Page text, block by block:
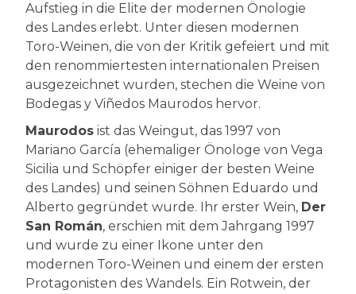
Aufstieg in die Elite der modernen Önologie
des Landes erlebt. Unter diesen modernen
Toro-Weinen, die von der Kritik gefeiert und mit
den renommiertesten internationalen Preisen
ausgezeichnet wurden, stechen die Weine von
Bodegas y Viñedos Maurodos hervor.
Maurodos ist das Weingut, das 1997 von
Mariano García (ehemaliger Önologe von Vega
Sicilia und Schöpfer einiger der besten Weine
des Landes) und seinen Söhnen Eduardo und
Alberto gegründet wurde. Ihr erster Wein, Der
San Román, erschien mit dem Jahrgang 1997
und wurde zu einer Ikone unter den
modernen Toro-Weinen und einem der ersten
Protagonisten des Wandels. Ein Rotwein, der